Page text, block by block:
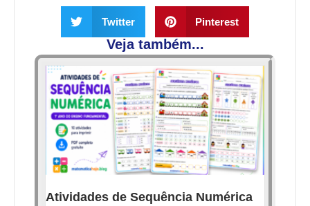
Twitter Pinterest
Veja também...
Atividades de Sequência Numérica